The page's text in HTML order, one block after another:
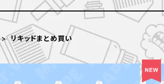
リキッドまとめ買い